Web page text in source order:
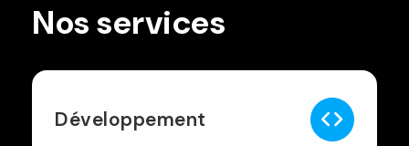
Nos services
Développement